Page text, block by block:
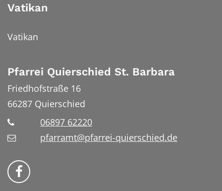
Vatikan
Vatikan
Pfarrei Quierschied St. Barbara
Friedhofstraße 16
66287 Quierschied
06897 62220
pfarramt@pfarrei-quierschied.de
Bistum Trier auf Facebook